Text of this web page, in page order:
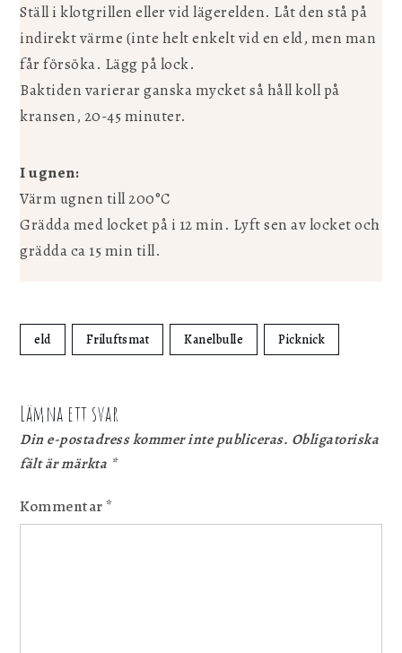
Ställ i klotgrillen eller vid lägerelden. Låt den stå på
indirekt värme (inte helt enkelt vid en eld, men man
får försöka. Lägg på lock.
Baktiden varierar ganska mycket så håll koll på
kransen, 20-45 minuter.
I ugnen:
Värm ugnen till 200°C
Grädda med locket på i 12 min. Lyft sen av locket och
grädda ca 15 min till.
eld Friluftsmat Kanelbulle Picknick
Lämna ett svar
Din e-postadress kommer inte publiceras. Obligatoriska
fält är märkta *
Kommentar*